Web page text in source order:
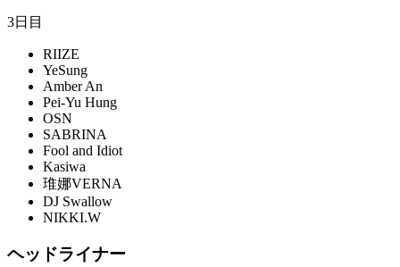
3日目
RIIZE
YeSung
Amber An
Pei-Yu Hung
OSN
SABRINA
Fool and Idiot
Kasiwa
琟娜VERNA
DJ Swallow
NIKKI.W
ヘッドライナー